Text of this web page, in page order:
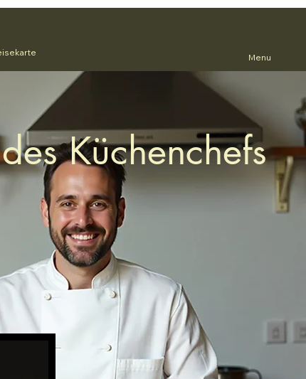
Menu
präsentiert dir jede
Auswahl feinster
Ein Genussmoment,
– aber immer
Küchenchefs